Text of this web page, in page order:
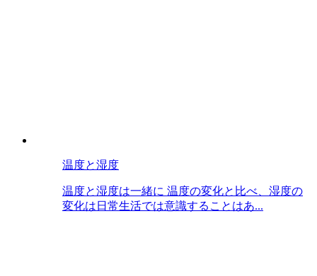
温度と湿度
温度と湿度は一緒に 温度の変化と比べ、湿度の
変化は日常生活では意識することはあ...